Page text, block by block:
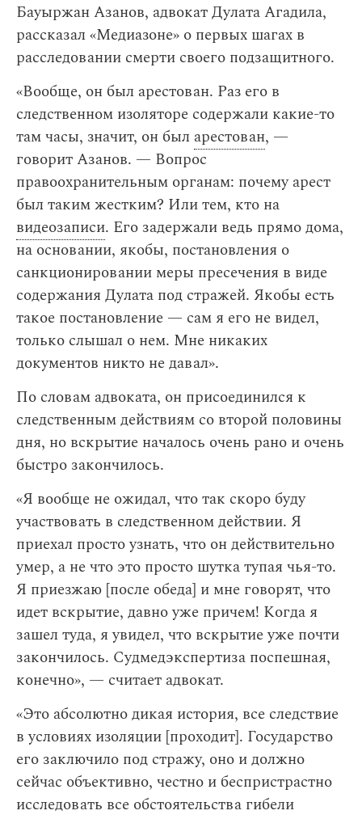
Бауыржан Азанов, адвокат Дулата Агадила,
рассказал «Медиазоне» о первых шагах в
расследовании смерти своего подзащитного.
«Вообще, он был арестован. Раз его в
следственном изоляторе содержали какие-то
там часы, значит, он был арестован, —
говорит Азанов. — Вопрос
правоохранительным органам: почему арест
был таким жестким? Или тем, кто на
видеозаписи. Его задержали ведь прямо дома,
на основании, якобы, постановления о
санкционировании меры пресечения в виде
содержания Дулата под стражей. Якобы есть
такое постановление — сам я его не видел,
только слышал о нем. Мне никаких
документов никто не давал».
По словам адвоката, он присоединился к
следственным действиям со второй половины
дня, но вскрытие началось очень рано и очень
быстро закончилось.
«Я вообще не ожидал, что так скоро буду
участвовать в следственном действии. Я
приехал просто узнать, что он действительно
умер, а не что это просто шутка тупая чья-то.
Я приезжаю [после обеда] и мне говорят, что
идет вскрытие, давно уже причем! Когда я
зашел туда, я увидел, что вскрытие уже почти
закончилось. Судмедэкспертиза поспешная,
конечно», — считает адвокат.
«Это абсолютно дикая история, все следствие
в условиях изоляции [проходит]. Государство
его заключило под стражу, оно и должно
сейчас объективно, честно и беспристрастно
исследовать все обстоятельства гибели